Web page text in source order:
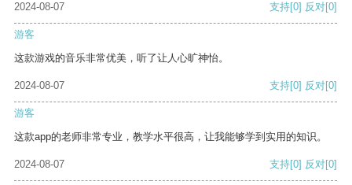
2024-08-07
支持[0] 反对[0]
游客
这款游戏的音乐非常优美，听了让人心旷神怡。
2024-08-07 支持[0] 反对[0]
游客
这款app的老师非常专业，教学水平很高，让我能够学到实用的知识。
2024-08-07 支持[0] 反对[0]